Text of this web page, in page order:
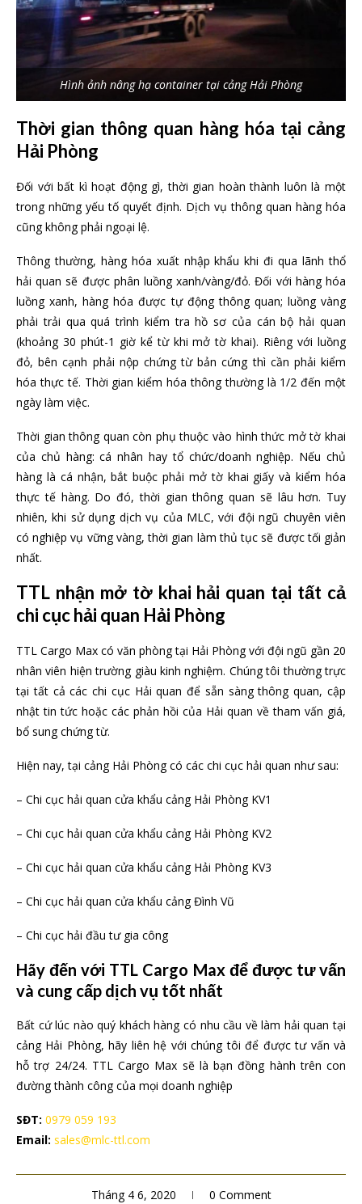
Hình ảnh nâng hạ container tại cảng Hải Phòng
Thời gian thông quan hàng hóa tại cảng
Hải Phòng
Đối với bất kì hoạt động gì, thời gian hoàn thành luôn là một
trong những yếu tố quyết định. Dịch vụ thông quan hàng hóa
cũng không phải ngoại lệ.
Thông thường, hàng hóa xuất nhập khẩu khi đi qua lãnh thổ
hải quan sẽ được phân luồng xanh/vàng/đỏ. Đối với hàng hóa
luồng xanh, hàng hóa được tự động thông quan; luồng vàng
phải trải qua quá trình kiểm tra hồ sơ của cán bộ hải quan
(khoảng 30 phút-1 giờ kể từ khi mở tờ khai). Riêng với luồng
đỏ, bên cạnh phải nộp chứng từ bản cứng thì cần phải kiểm
hóa thực tế. Thời gian kiểm hóa thông thường là 1/2 đến một
ngày làm việc.
Thời gian thông quan còn phụ thuộc vào hình thức mở tờ khai
của chủ hàng: cá nhân hay tổ chức/doanh nghiệp. Nếu chủ
hàng là cá nhận, bắt buộc phải mở tờ khai giấy và kiểm hóa
thực tế hàng. Do đó, thời gian thông quan sẽ lâu hơn. Tuy
nhiên, khi sử dụng dịch vụ của MLC, với đội ngũ chuyên viên
có nghiệp vụ vững vàng, thời gian làm thủ tục sẽ được tối giản
nhất.
TTL nhận mở tờ khai hải quan tại tất cả
chi cục hải quan Hải Phòng
TTL Cargo Max có văn phòng tại Hải Phòng với đội ngũ gần 20
nhân viên hiện trường giàu kinh nghiệm. Chúng tôi thường trực
tại tất cả các chi cục Hải quan để sẵn sàng thông quan, cập
nhật tin tức hoặc các phản hồi của Hải quan về tham vấn giá,
bổ sung chứng từ.
Hiện nay, tại cảng Hải Phòng có các chi cục hải quan như sau:
– Chi cục hải quan cửa khẩu cảng Hải Phòng KV1
– Chi cục hải quan cửa khẩu cảng Hải Phòng KV2
– Chi cục hải quan cửa khẩu cảng Hải Phòng KV3
– Chi cục hải quan cửa khẩu cảng Đình Vũ
– Chi cục hải đầu tư gia công
Hãy đến với TTL Cargo Max để được tư vấn
và cung cấp dịch vụ tốt nhất
Bất cứ lúc nào quý khách hàng có nhu cầu về làm hải quan tại
cảng Hải Phòng, hãy liên hệ với chúng tôi để được tư vấn và
hỗ trợ 24/24. TTL Cargo Max sẽ là bạn đồng hành trên con
đường thành công của mọi doanh nghiệp
SĐT: 0979 059 193
Email: sales@mlc-ttl.com
Tháng 4 6, 2020 0 Comment